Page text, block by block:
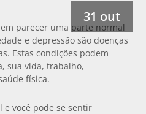
31 out
parecer uma parte normal
e depressão são doenças
Estas condições podem
sua vida, trabalho,
física.
e você pode se sentir